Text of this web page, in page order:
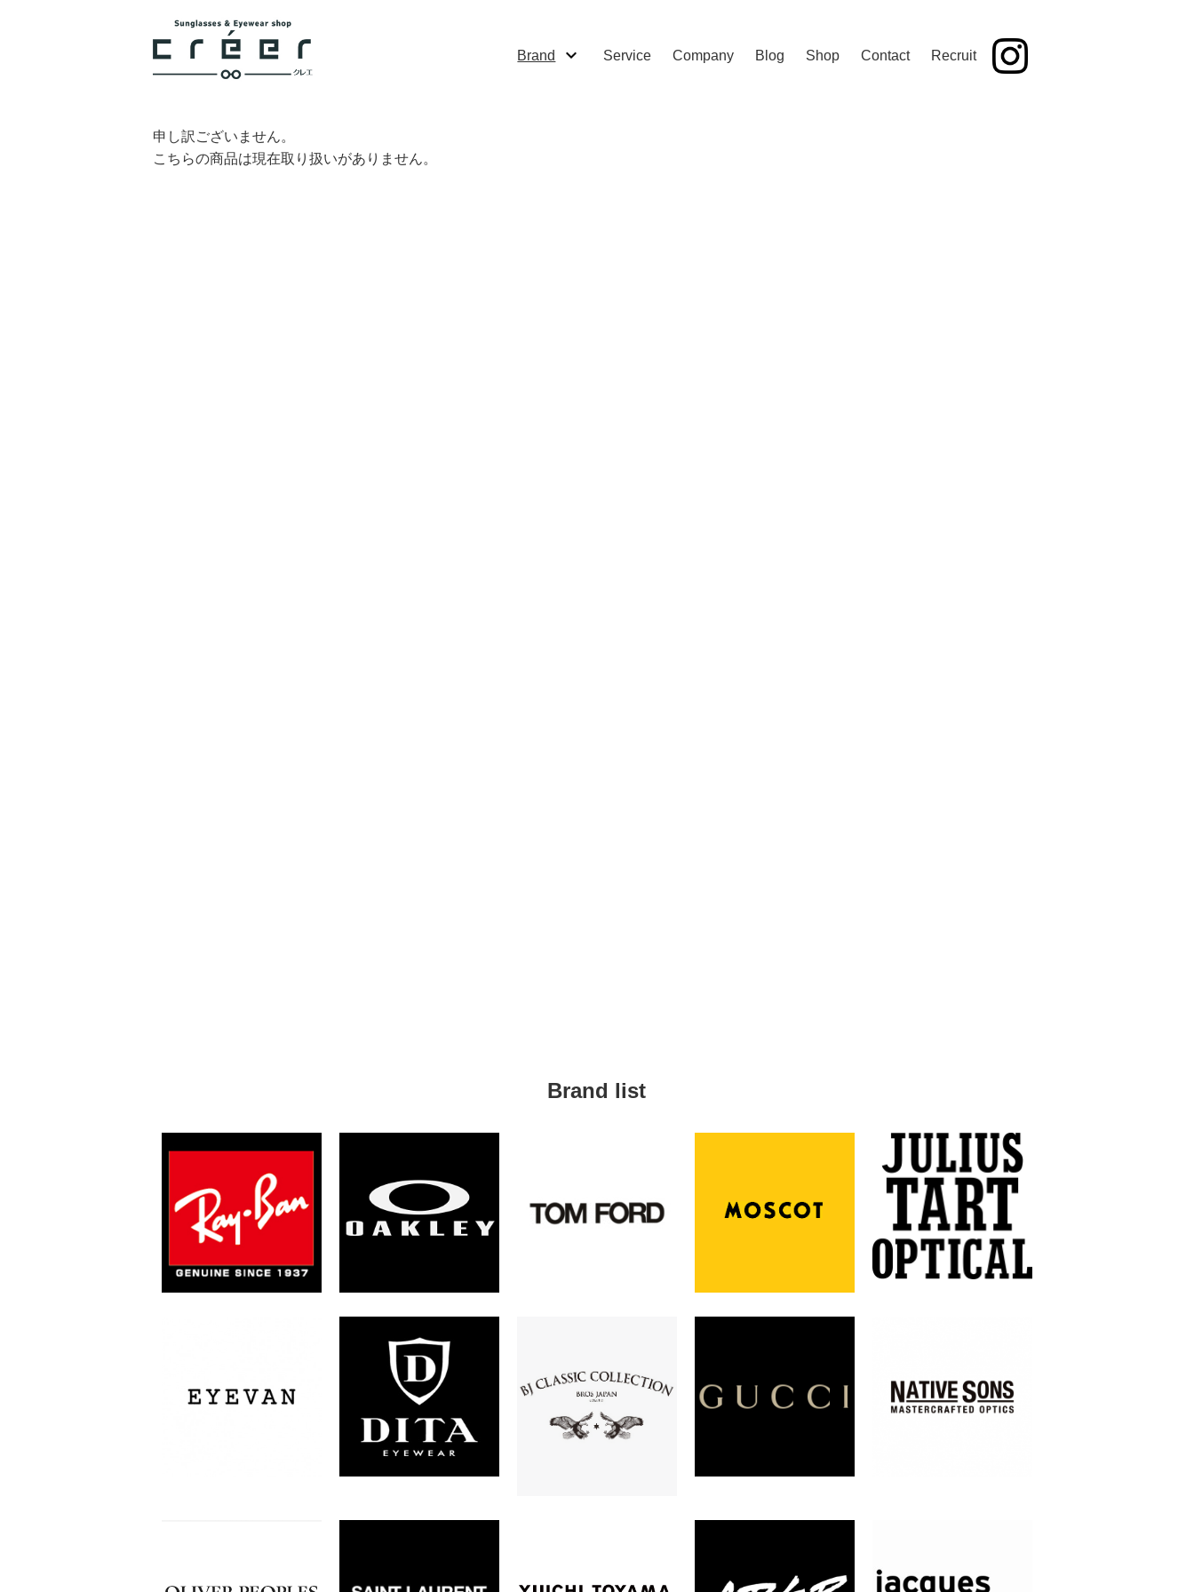
Brand Service Company Blog Shop Contact Recruit
申し訳ございません。
こちらの商品は現在取り扱いがありません。
Brand list